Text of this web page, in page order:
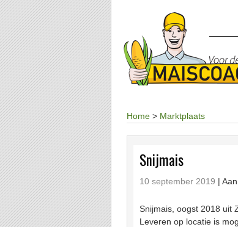
Home > Marktplaats
Snijmais
10 september 2019 |
Snijmais, oogst 2018 uit
Leveren op locatie is